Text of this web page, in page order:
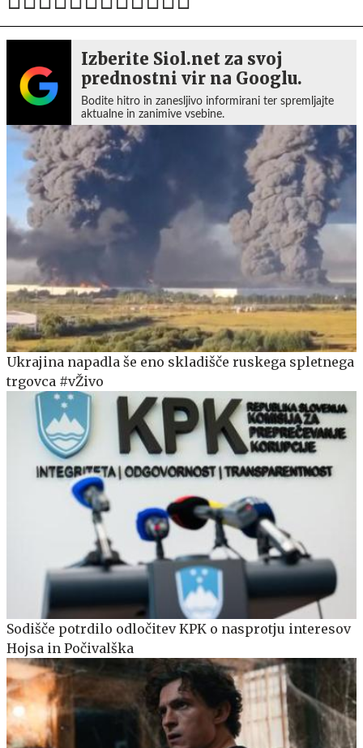
Izberite Siol.net za svoj
prednostni vir na Googlu.
Bodite hitro in zanesljivo informirani ter spremljajte
aktualne in zanimive vsebine.
Ukrajina napadla še eno skladišče ruskega spletnega
trgovca #vŽivo
Sodišče potrdilo odločitev KPK o nasprotju interesov
Hojsa in Počivalška